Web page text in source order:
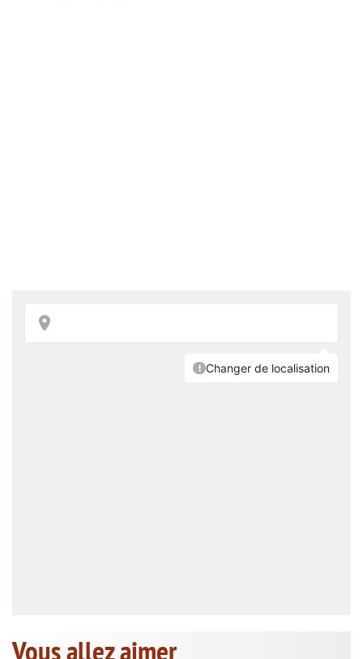
Vous allez aimer